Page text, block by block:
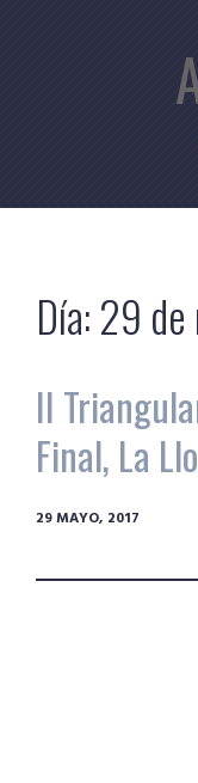
Día:29 de
II
Final, La
29 MAYO, 2017